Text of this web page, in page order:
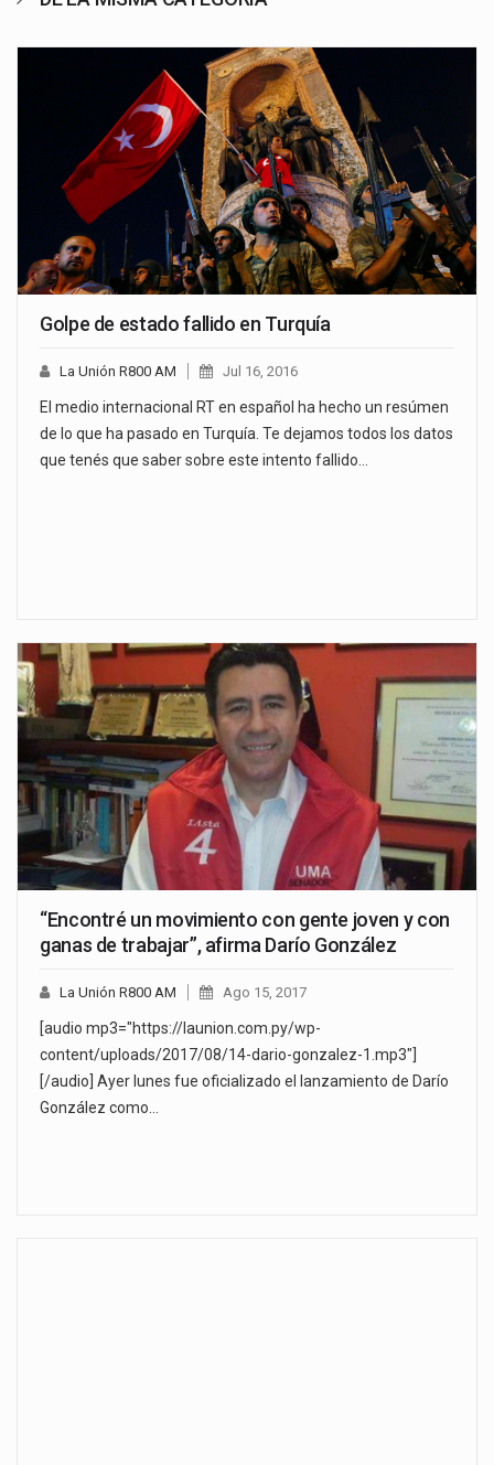
Golpe de estado fallido en Turquía
La Unión R800 AM Jul 16, 2016
El medio internacional RT en español ha hecho un resúmen
de lo que ha pasado en Turquía. Te dejamos todos los datos
que tenés que saber sobre este intento fallido…
“Encontré un movimiento con gente joven y con
ganas de trabajar”, afirma Darío González
La Unión R800 AM Ago 15, 2017
[audio mp3="https://launion.com.py/wp-
content/uploads/2017/08/14-dario-gonzalez-1.mp3"]
[/audio] Ayer lunes fue oficializado el lanzamiento de Darío
González como…